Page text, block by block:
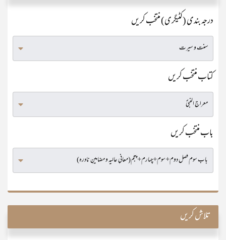
درجہ بندی (کٹیگری) منتخب کریں
کتاب منتخب کریں
باب منتخب کریں
تلاش کریں